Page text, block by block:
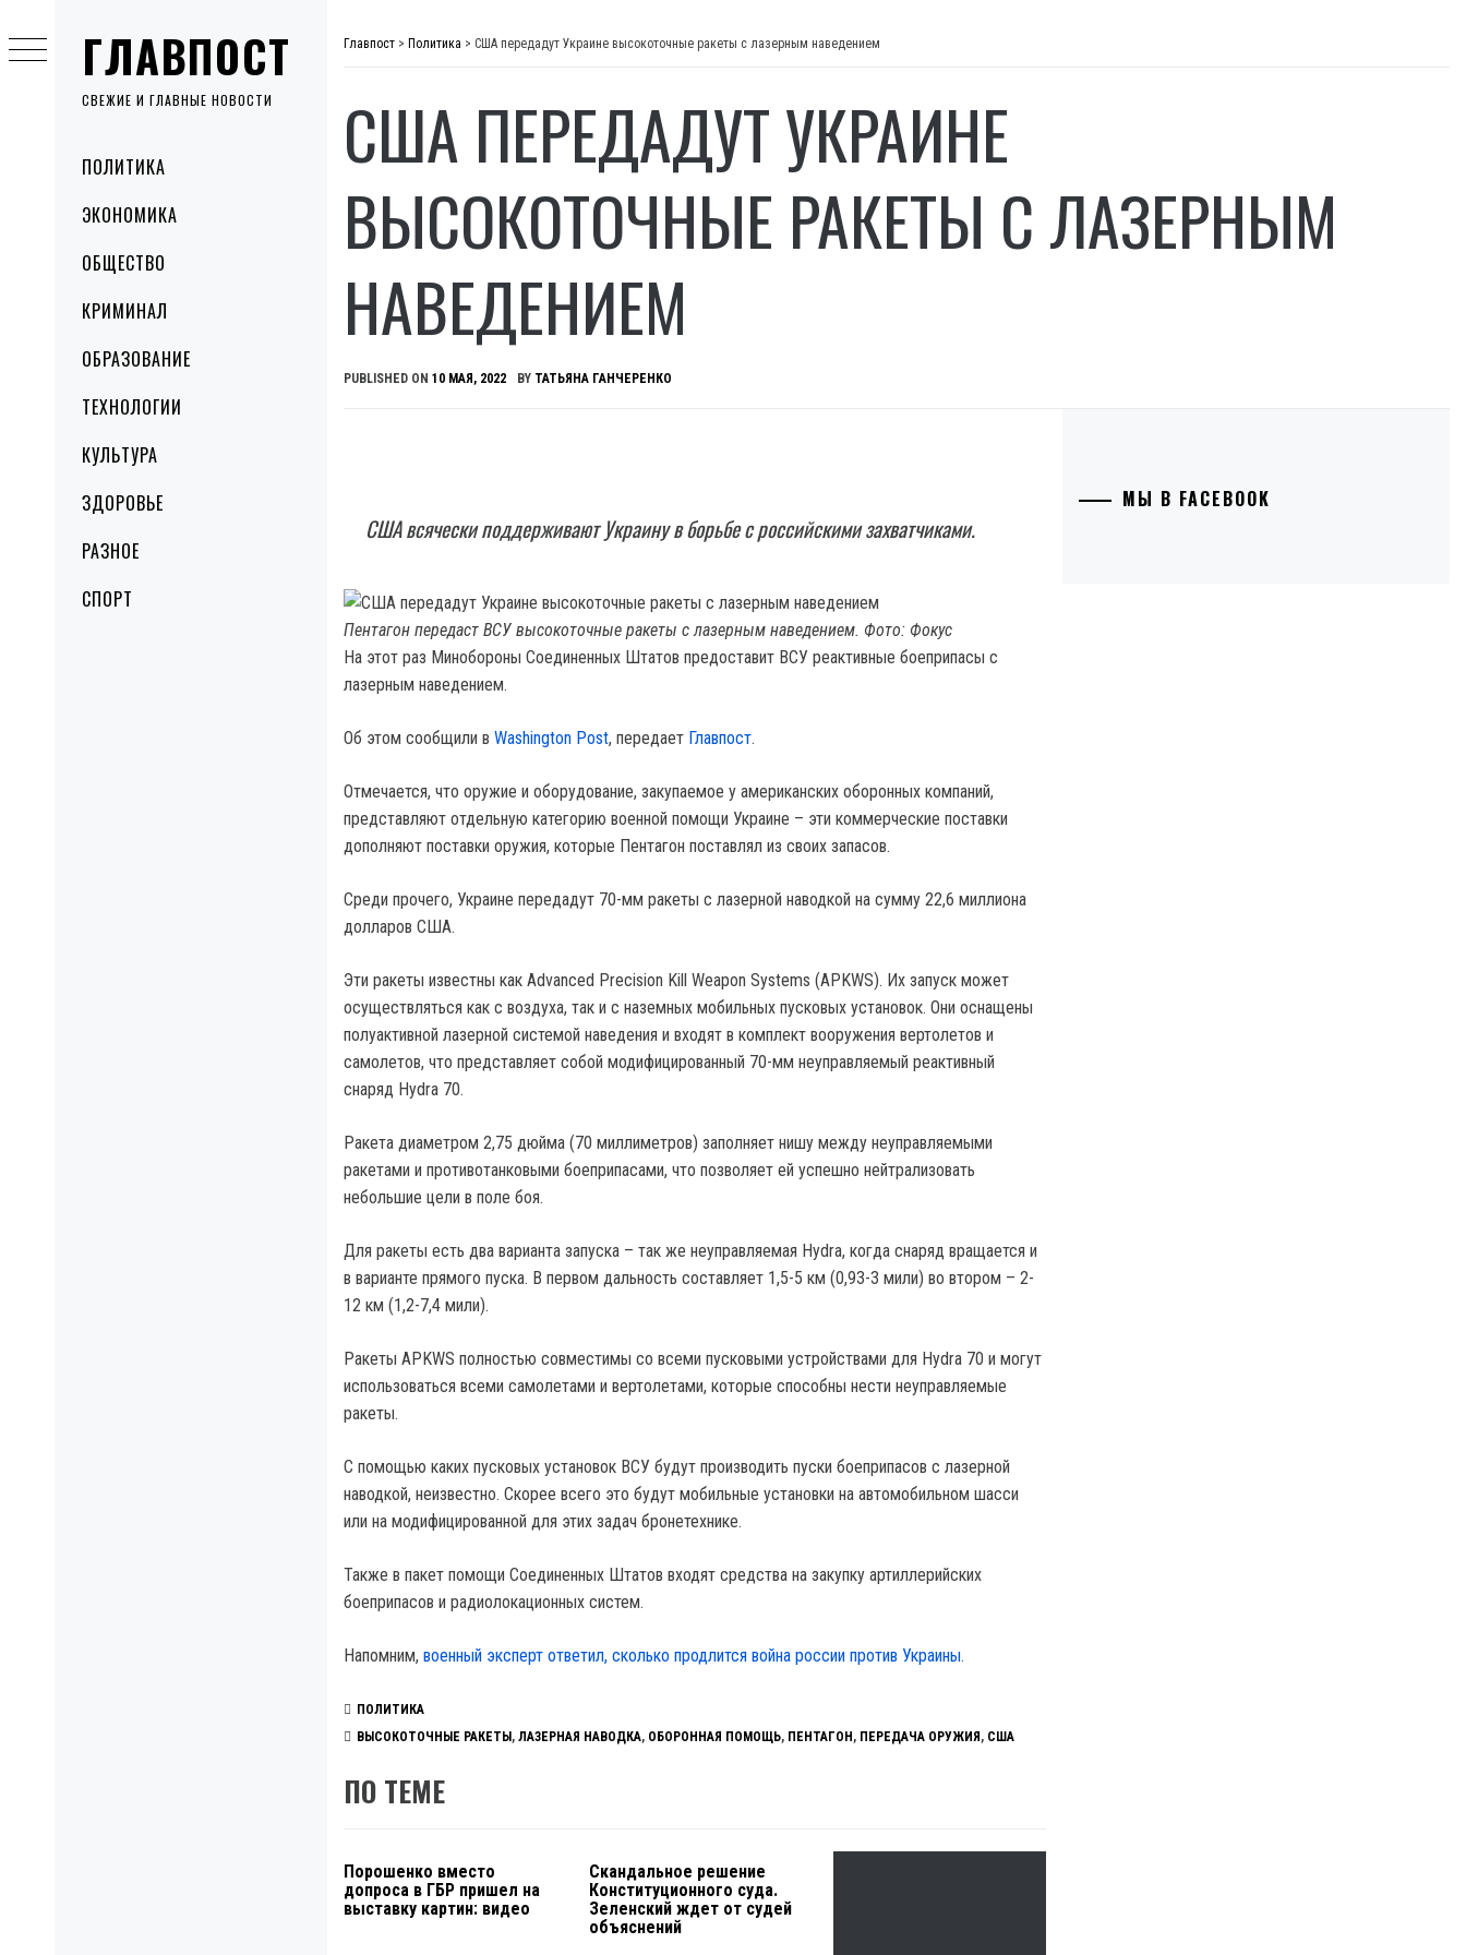
ГЛАВПОСТ
СВЕЖИЕ И ГЛАВНЫЕ НОВОСТИ
MenuПОЛИТИКА
ЭКОНОМИКА
ОБЩЕСТВО
КРИМИНАЛ
ОБРАЗОВАНИЕ
ТЕХНОЛОГИИ
КУЛЬТУРА
ЗДОРОВЬЕ
РАЗНОЕ
СПОРТ
to
content
Главпост > Политика > США передадут Украине высокоточные ракеты с лазерным наведением
США ПЕРЕДАДУТ УКРАИНЕ
ВЫСОКОТОЧНЫЕ РАКЕТЫ С ЛАЗЕРНЫМ
НАВЕДЕНИЕМ
PUBLISHED ON 10 МАЯ, 2022 BY ТАТЬЯНА ГАНЧЕРЕНКО
США всячески поддерживают Украину в борьбе с российскими захватчиками.
Пентагон передаст ВСУ высокоточные ракеты с лазерным наведением. Фото: Фокус
На этот раз Минобороны Соединенных Штатов предоставит ВСУ реактивные боеприпасы с
лазерным наведением.
Об этом сообщили в Washington Post, передает Главпост.
Отмечается, что оружие и оборудование, закупаемое у американских оборонных компаний,
представляют отдельную категорию военной помощи Украине – эти коммерческие поставки
дополняют поставки оружия, которые Пентагон поставлял из своих запасов.
Среди прочего, Украине передадут 70-мм ракеты с лазерной наводкой на сумму 22,6 миллиона
долларов США.
Эти ракеты известны как Advanced Precision Kill Weapon Systems (APKWS). Их запуск может
осуществляться как с воздуха, так и с наземных мобильных пусковых установок. Они оснащены
полуактивной лазерной системой наведения и входят в комплект вооружения вертолетов и
самолетов, что представляет собой модифицированный 70-мм неуправляемый реактивный
снаряд Hydra 70.
Ракета диаметром 2,75 дюйма (70 миллиметров) заполняет нишу между неуправляемыми
ракетами и противотанковыми боеприпасами, что позволяет ей успешно нейтрализовать
небольшие цели в поле боя.
Для ракеты есть два варианта запуска – так же неуправляемая Hydra, когда снаряд вращается и
в варианте прямого пуска. В первом дальность составляет 1,5-5 км (0,93-3 мили) во втором – 2-
12 км (1,2-7,4 мили).
Ракеты APKWS полностью совместимы со всеми пусковыми устройствами для Hydra 70 и могут
использоваться всеми самолетами и вертолетами, которые способны нести неуправляемые
ракеты.
С помощью каких пусковых установок ВСУ будут производить пуски боеприпасов с лазерной
наводкой, неизвестно. Скорее всего это будут мобильные установки на автомобильном шасси
или на модифицированной для этих задач бронетехнике.
Также в пакет помощи Соединенных Штатов входят средства на закупку артиллерийских
боеприпасов и радиолокационных систем.
Напомним, военный эксперт ответил, сколько продлится война россии против Украины.
ПОЛИТИКА
ВЫСОКОТОЧНЫЕ РАКЕТЫ , ЛАЗЕРНАЯ НАВОДКА, ОБОРОННАЯ ПОМОЩЬ, ПЕНТАГОН , ПЕРЕДАЧА ОРУЖИЯ , США
ПО ТЕМЕ
Порошенко вместо
допроса в ГБР пришел на
выставку картин: видео
Скандальное решение
Конституционного суда.
Зеленский ждет от судей
объяснений
МЫ В FACEBOOK